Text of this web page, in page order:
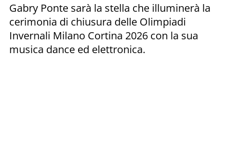
Gabry Ponte sarà la stella che illuminerà la
cerimonia di chiusura delle Olimpiadi
Invernali Milano Cortina 2026 con la sua
musica dance ed elettronica.